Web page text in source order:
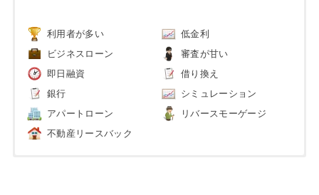
利用者が多い 低金利
ビジネスローン 審査が甘い
即日融資 借り換え
銀行 シミュレーション
アパートローン リバースモーゲージ
不動産リースバック